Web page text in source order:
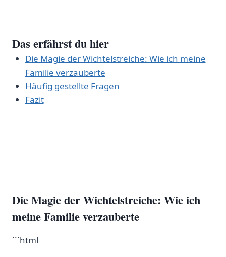
Das erfährst​ du hier
Die Magie der Wichtelstreiche: Wie ich meine
Familie verzauberte
Häufig gestellte Fragen
Fazit
Die Magie der Wichtelstreiche: Wie ich⁢
meine Familie verzauberte
```html